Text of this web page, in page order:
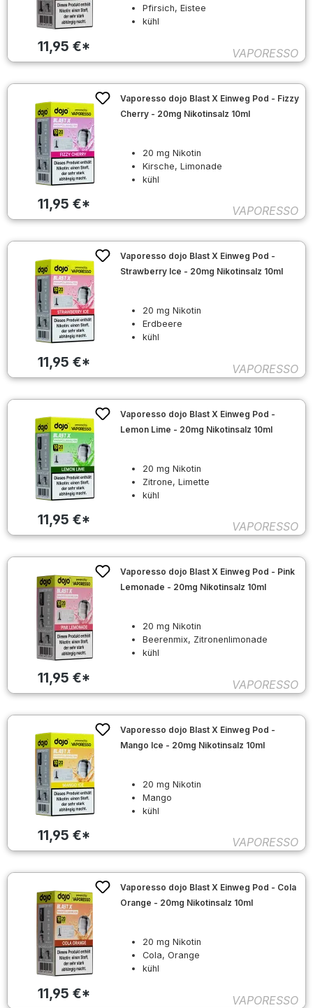
11,95 €*
Pfirsich, Eistee
kühl
VAPORESSO
11,95 €*
Vaporesso dojo Blast X Einweg Pod - Fizzy
Cherry - 20mg Nikotinsalz 10ml
20 mg Nikotin
Kirsche, Limonade
kühl
VAPORESSO
11,95 €*
Vaporesso dojo Blast X Einweg Pod -
Strawberry Ice - 20mg Nikotinsalz 10ml
20 mg Nikotin
Erdbeere
kühl
VAPORESSO
11,95 €*
Vaporesso dojo Blast X Einweg Pod -
Lemon Lime - 20mg Nikotinsalz 10ml
20 mg Nikotin
Zitrone, Limette
kühl
VAPORESSO
11,95 €*
Vaporesso dojo Blast X Einweg Pod - Pink
Lemonade - 20mg Nikotinsalz 10ml
20 mg Nikotin
Beerenmix, Zitronenlimonade
kühl
VAPORESSO
11,95 €*
Vaporesso dojo Blast X Einweg Pod -
Mango Ice - 20mg Nikotinsalz 10ml
20 mg Nikotin
Mango
kühl
VAPORESSO
11,95 €*
Vaporesso dojo Blast X Einweg Pod - Cola
Orange - 20mg Nikotinsalz 10ml
20 mg Nikotin
Cola, Orange
kühl
VAPORESSO